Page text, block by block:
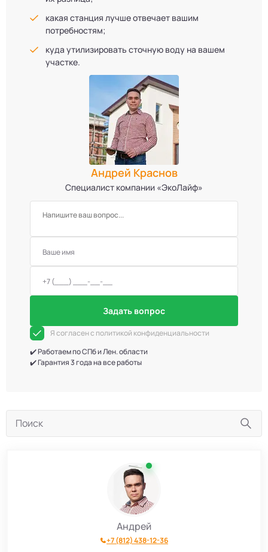
Андрей
+7 (812) 438-12-36
какая станция лучше отвечает вашим
потребностям;
куда утилизировать сточную воду на вашем
участке.
Андрей Краснов
Специалист компании «ЭкоЛайф»
Задать вопрос
Я согласен с политикой конфиденциальности
✔️ Работаем по СПб и Лен. области
✔️ Гарантия 3 года на все работы